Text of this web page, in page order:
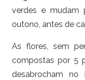
verdes e mudam
outono, antes de
As flores, sem
compostas por 5
desabrocham no